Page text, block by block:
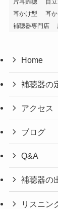
片耳難聴
目
耳かけ型
耳
補聴器専門店
Home
補聴器の
アクセス
ブログ
Q&A
補聴器の
リスニン